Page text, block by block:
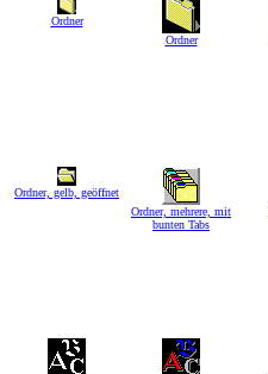
Ordner
Ordner
Ordner, gelb, geöffnet
Ordner, mehrere, mit
bunten Tabs